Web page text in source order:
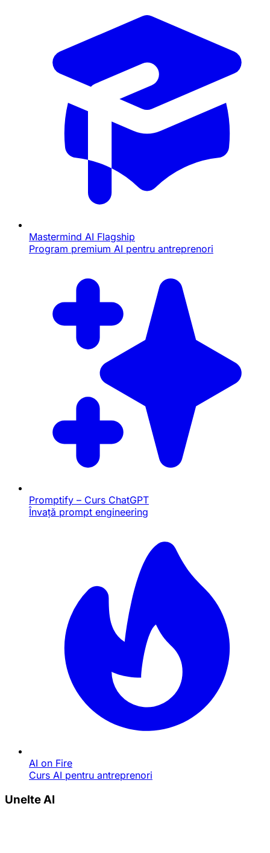
Mastermind AI Flagship
Program premium AI pentru antreprenori
Promptify – Curs ChatGPT
Învață prompt engineering
AI on Fire
Curs AI pentru antreprenori
Unelte AI